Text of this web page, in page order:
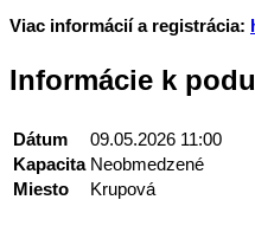
Viac informácií a registrácia:
Informácie k
Dátum
09.05.2026 11:00
Kapacita Neobmedzené
Miesto
Krupová